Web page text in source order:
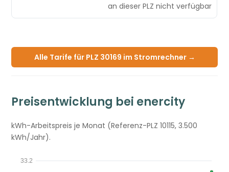
an dieser PLZ nicht verfügbar
Alle Tarife für PLZ 30169 im Stromrechner →
Preisentwicklung bei enercity
kWh-Arbeitspreis je Monat (Referenz-PLZ 10115, 3.500
kWh/Jahr).